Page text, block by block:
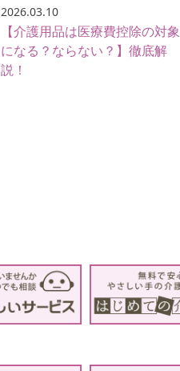
2026.03.10
【介護用品は医療費控除の対象
になる？ならない？】徹底解
説！